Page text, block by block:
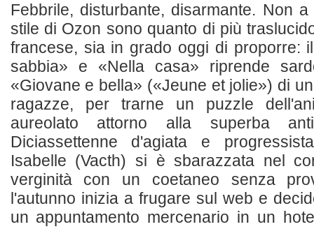
Febbrile, disturbante, disarmante. Non
stile di Ozon sono quanto di più
francese, sia in grado oggi di proporre:
sabbia» e «Nella casa» riprende
«Giovane e bella» («Jeune et jolie») di
ragazze, per trarne un puzzle
aureolato attorno alla superba
Diciassettenne d'agiata e
Isabelle (Vacth) si è sbarazzata nel
verginità con un coetaneo senza
l'autunno inizia a frugare sul web e
un appuntamento mercenario in un